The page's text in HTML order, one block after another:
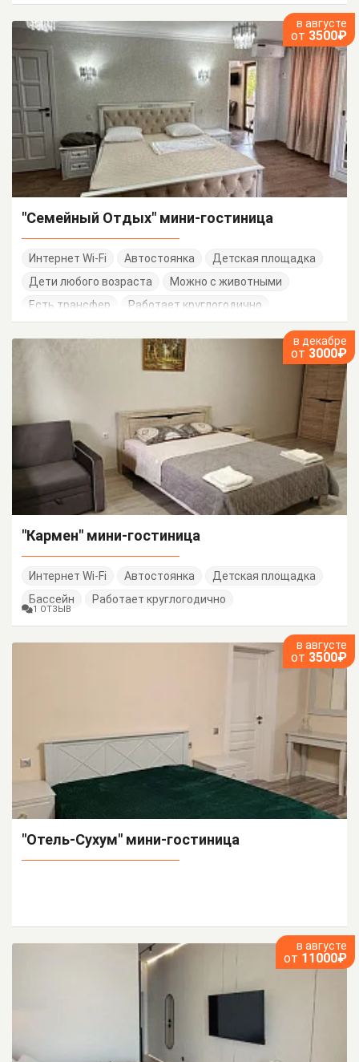
в августе
от 3500₽
"Семейный Отдых" мини-гостиница
Интернет Wi-Fi Автостоянка
Детская площадка
Дети любого возраста
Можно с животными
Есть трансфер
Работает круглогодично
в декабре
от 3000₽
"Кармен" мини-гостиница
Интернет Wi-Fi Автостоянка
Детская площадка
Бассейн
Работает круглогодично
1 ОТЗЫВ
в августе
от 3500₽
"Отель-Сухум" мини-гостиница
в августе
от 11000₽